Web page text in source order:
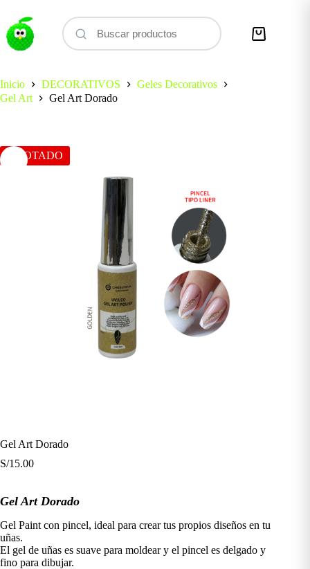
contenido
Carro
Inicio
DECORATIVOS
Geles Decorativos
Gel Art
Gel Art Dorado
AGOTADO
Gel Art Dorado
S/15.00
Gel Art Dorado
Gel Paint con pincel, ideal para crear tus propios diseños en tu
uñas.
El gel de uñas es suave para moldear y el pincel es delgado y
fino para dibujar.